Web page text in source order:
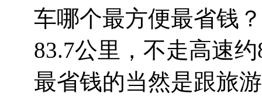
车哪个最方便最省钱
83.7公里，不走高速
最省钱的当然是跟旅